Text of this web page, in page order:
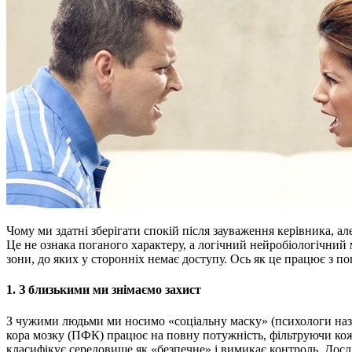
Чому ми здатні зберігати спокій після зауваження керівника, але вибухаємо через невимиту чашку вдома?
Це не ознака поганого характеру, а логічний
зони, до яких у сторонніх немає доступу. Ось як це працює з
1. З близькими ми знімаємо захист
З чужими людьми ми носимо «соціальну маску» (психологи
кора мозку (ПФК) працює на повну потужність, фільтруючи
класифікує середовище як «безпечне» і вимикає контроль.